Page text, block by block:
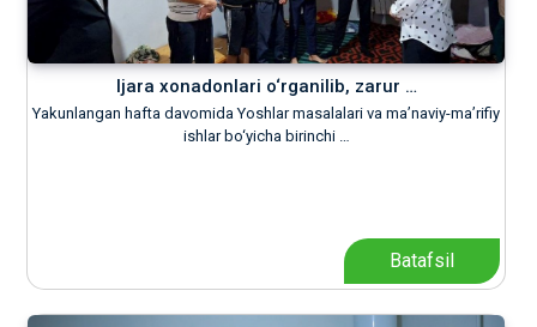
Ijara xonadonlari o‘rganilib, zarur …
Yakunlangan hafta davomida Yoshlar masalalari va ma’naviy-ma’rifiy
ishlar bo‘yicha birinchi …
Batafsil